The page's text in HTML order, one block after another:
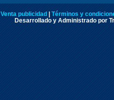
Venta publicidad
Términos y
Desarrollado y Administrado por